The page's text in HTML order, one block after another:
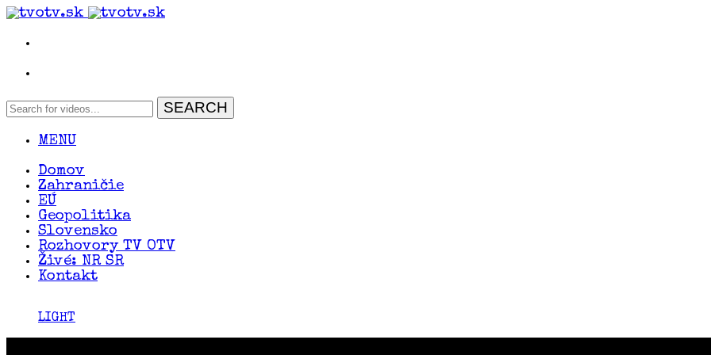
MENU
Domov
Zahraničie
EÚ
Geopolitika
Slovensko
Rozhovory TV OTV
Živé: NR SR
Kontakt
LIGHT